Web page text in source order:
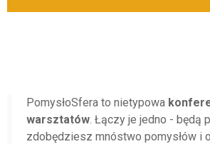
PomysłoSfera to nietypowa
warsztatów . Łączy je jedno - będą
zdobędziesz mnóstwo pomysłów i